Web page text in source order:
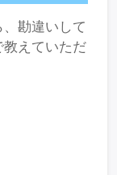
勘違いして
えていただ